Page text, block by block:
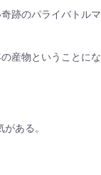
跡のパライバトルマ
産物ということにな
ある。